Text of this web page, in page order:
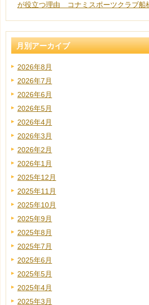
が役立つ理由 コナミスポーツクラブ船
月別アーカイブ
2026年8月
2026年7月
2026年6月
2026年5月
2026年4月
2026年3月
2026年2月
2026年1月
2025年12月
2025年11月
2025年10月
2025年9月
2025年8月
2025年7月
2025年6月
2025年5月
2025年4月
2025年3月